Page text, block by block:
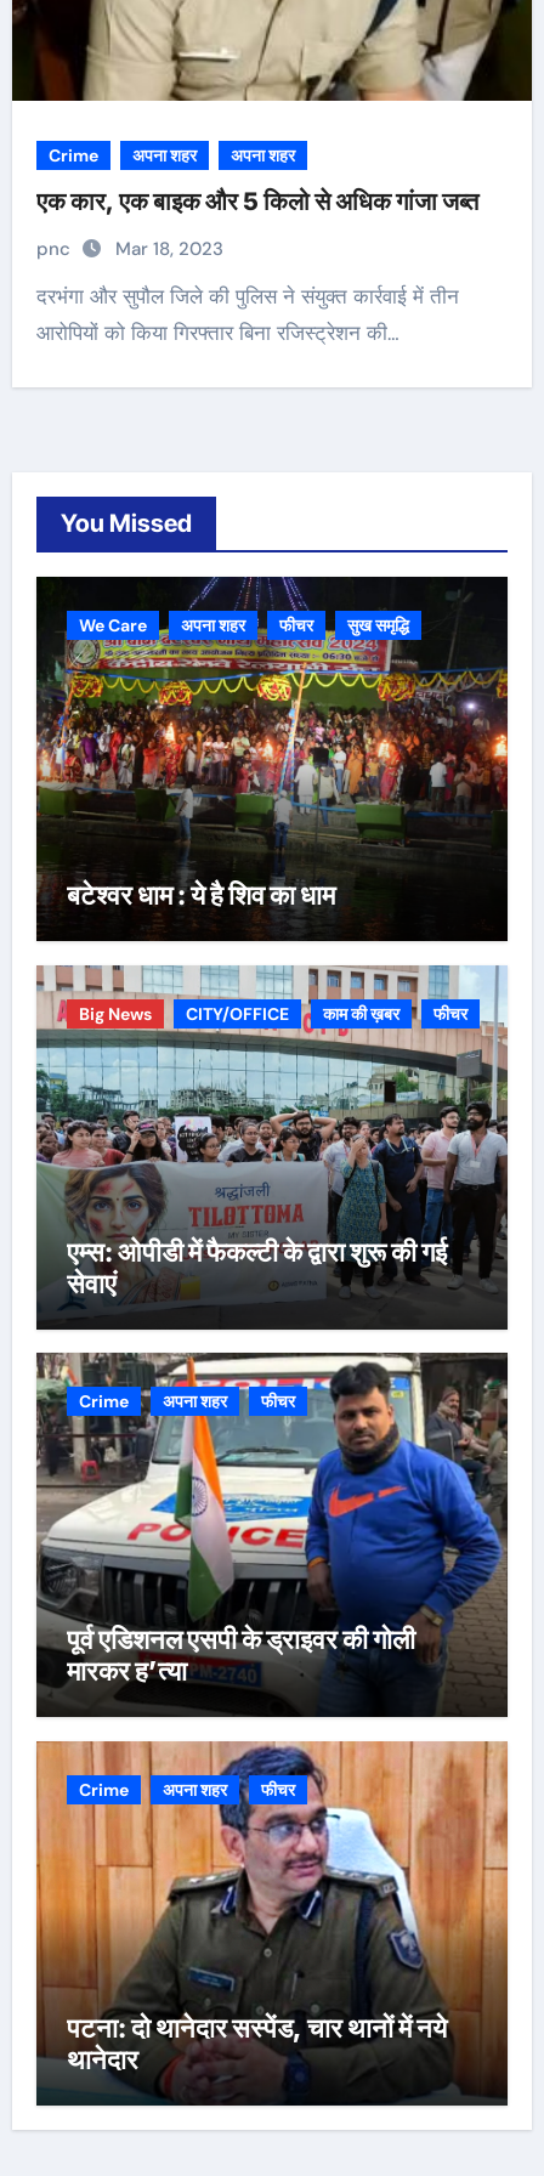
Crime अपना शहर अपना शहर
एक कार, एक बाइक और 5 किलो से अधिक गांजा जब्त
pnc Mar 18, 2023
दरभंगा और सुपौल जिले की पुलिस ने संयुक्त कार्रवाई में तीन
आरोपियों को किया गिरफ्तार बिना रजिस्ट्रेशन की…
You Missed
We Care अपना शहर फीचर सुख समृद्धि
बटेश्वर धाम : ये है शिव का धाम
Big News CITY/OFFICE काम की ख़बर फीचर
एम्स: ओपीडी में फैकल्टी के द्वारा शुरू की गई
सेवाएं
Crime अपना शहर फीचर
पूर्व एडिशनल एसपी के ड्राइवर की गोली
मारकर ह’त्या
Crime अपना शहर फीचर
पटना: दो थानेदार सस्पेंड, चार थानों में नये
थानेदार